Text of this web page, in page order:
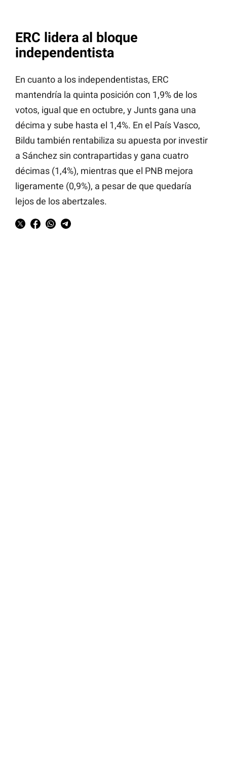
ERC lidera al bloque
independentista
En cuanto a los independentistas, ERC
mantendría la quinta posición con 1,9% de los
votos, igual que en octubre, y Junts gana una
décima y sube hasta el 1,4%. En el País Vasco,
Bildu también rentabiliza su apuesta por investir
a Sánchez sin contrapartidas y gana cuatro
décimas (1,4%), mientras que el PNB mejora
ligeramente (0,9%), a pesar de que quedaría
lejos de los abertzales.